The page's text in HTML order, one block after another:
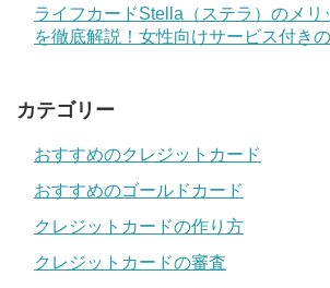
ライフカードStella（ステラ）のメリ
を徹底解説！女性向けサービス付き
カテゴリー
おすすめのクレジットカード
おすすめのゴールドカード
クレジットカードの作り方
クレジットカードの審査